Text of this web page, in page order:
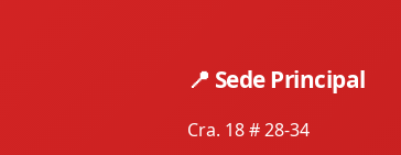
📍 Sede Principal
Cra. 18 # 28-34